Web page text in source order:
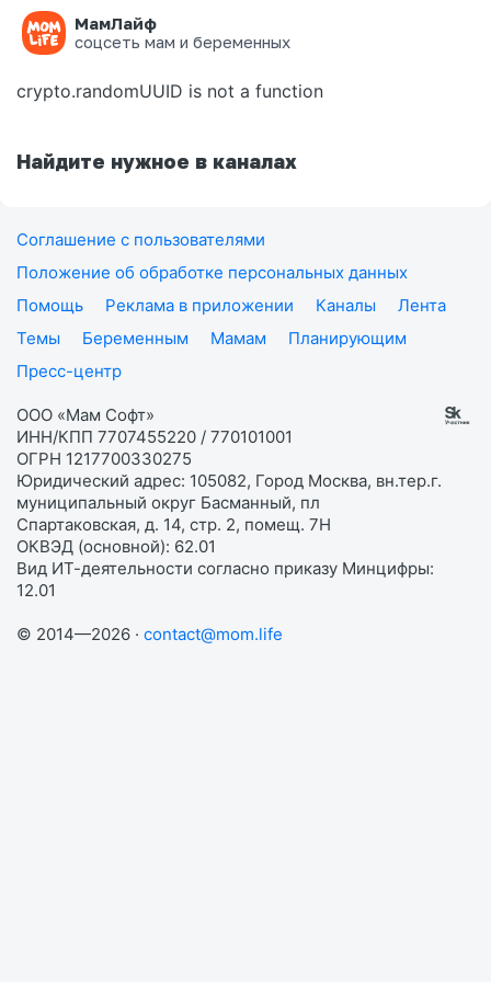
МамЛайф
соцсеть мам и беременных
Ошибка на странице
crypto.randomUUID is not a function
Найдите нужное в каналах
Соглашение с пользователями
Положение об обработке персональных данных
Помощь
Реклама в приложении Каналы
Лента
Темы
Беременным Мамам
Планирующим
Пресс-центр
ООО «Мам Софт»
ИНН/КПП 7707455220 / 770101001
ОГРН 1217700330275
Юридический адрес: 105082, Город Москва, вн.тер.г.
муниципальный округ Басманный, пл
Спартаковская, д. 14, стр. 2, помещ. 7Н
ОКВЭД (основной): 62.01
Вид ИТ-деятельности согласно приказу Минцифры:
12.01
© 2014—2026 · contact@mom.life